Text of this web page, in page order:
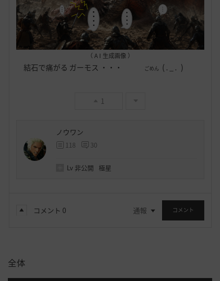
（ A I 生成画像 ）
結石で痛がる ガーモス ・・・ ごめん (. _ . )
1
ノウワン
118 30
Lv 非公開 極星
コメント 0 通報 コメント
全体